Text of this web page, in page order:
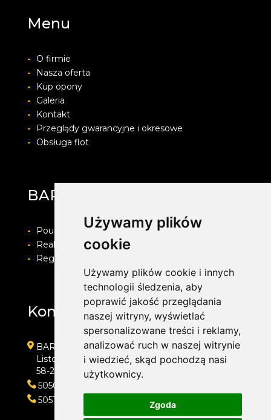
Używamy plików
cookie
Używamy plików cookie i innych
technologii śledzenia, aby
poprawić jakość przeglądania
naszej witryny, wyświetlać
spersonalizowane treści i reklamy,
analizować ruch w naszej witrynie
i wiedzieć, skąd pochodzą nasi
użytkownicy.
Zgoda
Menu
-
O firmie
-
Nasza oferta
-
Kup opony
-
Galeria
-
Kontakt
-
Przeglądy gwarancyjne i okresowe
-
Obsługa flot
BARWACZ GROUP
-
Pouczenie o prawie do odstapienia od umowy
-
Realizacja zamówienia i formy płatności
-
Regulamin i Polityka prywatności
Kontakt
BARWACZ GROUP
Listopada 7
58-200 Dzierżoniów
505016318
505143159